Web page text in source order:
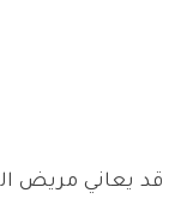
قد يعاني مريض